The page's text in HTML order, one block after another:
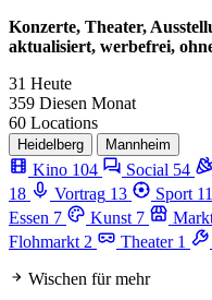
Konzerte, Theater,
aktualisiert, werbefrei,
31 Heute
359 Diesen Monat
60 Locations
Heidelberg Mannheim
Kino 104 Social 54
18
Vortrag 13 Sport 11
Essen 7 Kunst 7
Flohmarkt 2 Theater 1
Wischen für mehr